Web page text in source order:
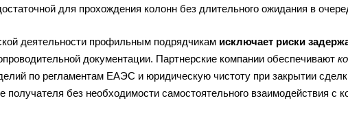
для прохождения колонн без длительного ожидания в
деятельности профильным подрядчикам исключает риски
документации. Партнерские компании обеспечивают
по регламентам ЕАЭС и юридическую чистоту при закрытии
получателя без необходимости самостоятельного взаимодействия с